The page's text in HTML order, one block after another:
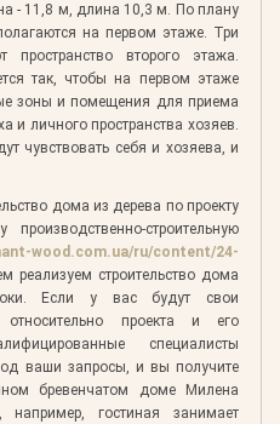
- 11,8 м, длина 10,3 м. По плану
на первом этаже. Три
второго этажа.
так, чтобы на первом этаже
зоны и помещения для приема
и личного пространства хозяев.
чувствовать себя и хозяева, и
дома из дерева по проекту
строительную
wood.com.ua/ru/content/24-
реализуем строительство дома
Если у вас будут свои
проекта и его
специалисты
ваши запросы, и вы получите
бревенчатом доме Милена
например, гостиная занимает